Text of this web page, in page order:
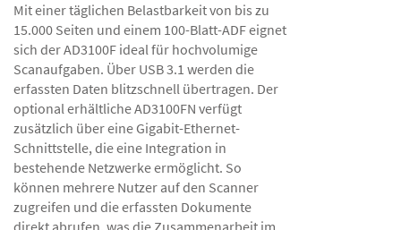
Mit einer täglichen Belastbarkeit von bis zu
15.000 Seiten und einem 100-Blatt-ADF eignet
sich der AD3100F ideal für hochvolumige
Scanaufgaben. Über USB 3.1 werden die
erfassten Daten blitzschnell übertragen. Der
optional erhältliche AD3100FN verfügt
zusätzlich über eine Gigabit-Ethernet-
Schnittstelle, die eine Integration in
bestehende Netzwerke ermöglicht. So
können mehrere Nutzer auf den Scanner
zugreifen und die erfassten Dokumente